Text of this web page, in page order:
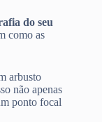
do seu
como as
arbusto
não apenas
ponto focal